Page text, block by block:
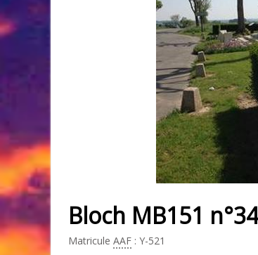
Bloch MB151 n°34
Matricule AAF : Y-521